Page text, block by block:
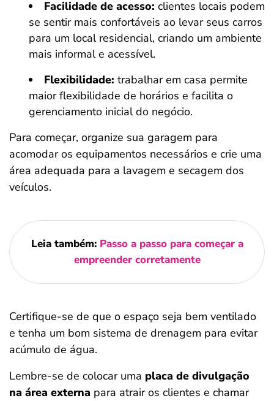
Facilidade de acesso: clientes locais podem
se sentir mais confortáveis ao levar seus carros
para um local residencial, criando um ambiente
mais informal e acessível.
Flexibilidade: trabalhar em casa permite
maior flexibilidade de horários e facilita o
gerenciamento inicial do negócio.
Para começar, organize sua garagem para
acomodar os equipamentos necessários e crie uma
área adequada para a lavagem e secagem dos
veículos.
Leia também: Passo a passo para começar a
empreender corretamente
Certifique-se de que o espaço seja bem ventilado
e tenha um bom sistema de drenagem para evitar
acúmulo de água.
Lembre-se de colocar uma placa de divulgação
na área externa para atrair os clientes e chamar